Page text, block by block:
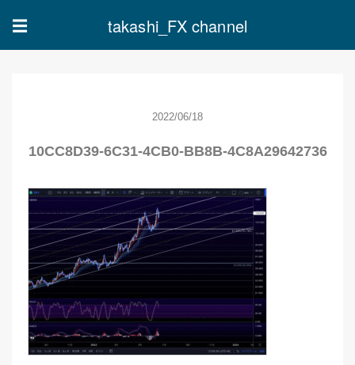
☰ takashi_FX channel
2022/06/18
10CC8D39-6C31-4CB0-BB8B-4C8A29642736